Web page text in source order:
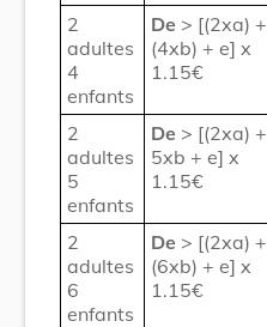
2
adultes
4
enfants
De > [(2xa) +
(4xb) + e] x
1.15€
2
adultes
5
enfants
De > [(2xa) +
5xb + e] x
1.15€
2
adultes
6
enfants
De > [(2xa) +
(6xb) + e] x
1.15€